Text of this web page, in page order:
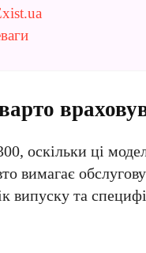
оскільки ці
вимагає
та